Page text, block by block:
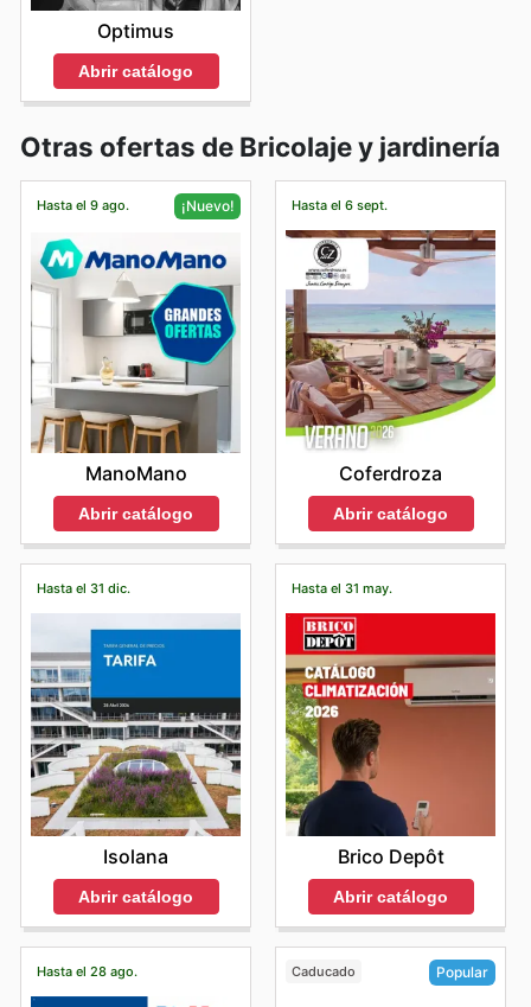
Optimus
Abrir catálogo
Otras ofertas de Bricolaje y jardinería
Hasta el 9 ago. ¡Nuevo!
ManoMano
Abrir catálogo
Hasta el 6 sept.
Coferdroza
Abrir catálogo
Hasta el 31 dic.
Isolana
Abrir catálogo
Hasta el 31 may.
Brico Depôt
Abrir catálogo
Hasta el 28 ago. Caducado Popular